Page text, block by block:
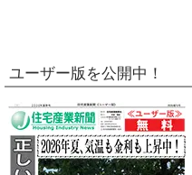
ユーザー版を公開中！